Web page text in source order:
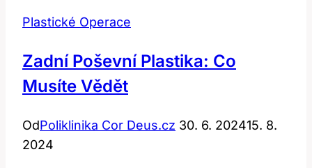
Plastické Operace
Zadní Poševní Plastika: Co
Musíte Vědět
OdPoliklinika Cor Deus.cz 30. 6. 202415. 8.
2024